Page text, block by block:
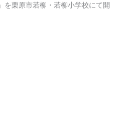
を栗原市若柳・若柳小学校にて開